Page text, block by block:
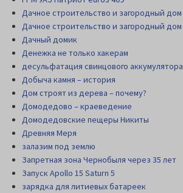
Дачное строительство и загородный дом
Дачное строительство и загородный дом
Дачный домик
Денежка не только хакерам
десульфатация свинцового аккумулятора
Добыча камня – история
Дом строят из дерева – почему?
Домодедово – краеведение
Домодедовские пещеры Никиты
Древняя Меря
залазим под землю
Запретная зона Чернобыля через 35 лет
Запуск Apollo 15 Saturn 5
зарядка для литиевых батареек